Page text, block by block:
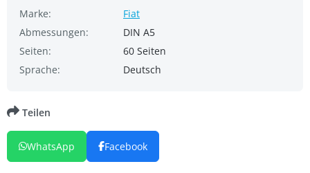
Marke:
Fiat
Abmessungen:
DIN A5
Seiten:
60 Seiten
Sprache:
Deutsch
Teilen
WhatsApp Facebook